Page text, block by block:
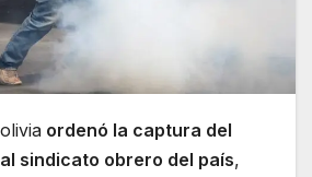
ordenó la captura del
sindicato obrero del país,